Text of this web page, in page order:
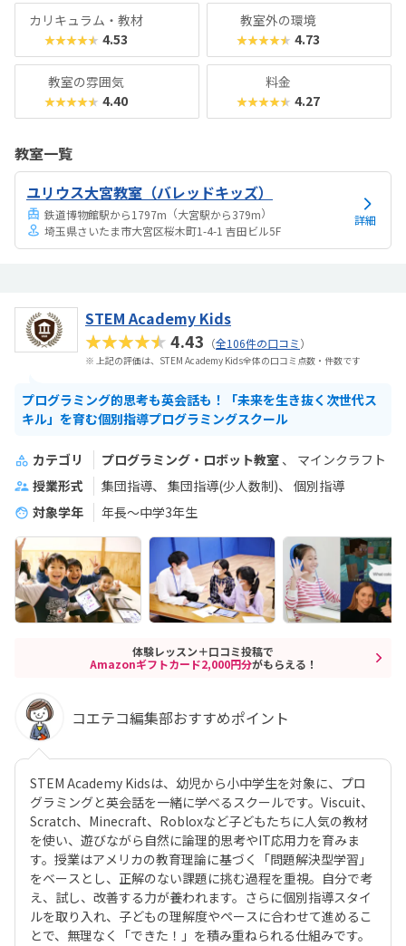
カリキュラム・教材
★★★★★ 4.53
教室外の環境
★★★★★ 4.73
教室の雰囲気
★★★★★ 4.40
料金
★★★★★ 4.27
教室一覧
ユリウス大宮教室（バレッドキッズ）
鉄道博物館駅から1797m （大宮駅から379m）
埼玉県さいたま市大宮区桜木町1-4-1 吉田ビル5F
詳細
STEM Academy Kids
★★★★★4.43 （全106件の口コミ）
※ 上記の評価は、STEM Academy Kids全体の口コミ点数・件数です
プログラミング的思考も英会話も！「未来を生き抜く次世代ス
キル」を育む個別指導プログラミングスクール
カテゴリ プログラミング・ロボット教室
マインクラフト
授業形式
集団指導 集団指導(少人数制)
個別指導
対象学年
年長～中学3年生
体験レッスン＋口コミ投稿で
Amazonギフトカード2,000円分がもらえる！
コエテコ編集部おすすめポイント
STEM Academy Kidsは、幼児から小中学生を対象に、プロ
グラミングと英会話を一緒に学べるスクールです。Viscuit、
Scratch、Minecraft、Robloxなど子どもたちに人気の教材
を使い、遊びながら自然に論理的思考やIT応用力を育みま
す。授業はアメリカの教育理論に基づく「問題解決型学習」
をベースとし、正解のない課題に挑む過程を重視。自分で考
え、試し、改善する力が養われます。さらに個別指導スタイ
ルを取り入れ、子どもの理解度やペースに合わせて進めるこ
とで、無理なく「できた！」を積み重ねられる仕組みです。